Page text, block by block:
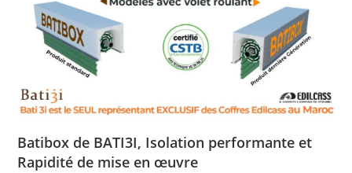
Batibox de BATI3I, Isolation performante et
Rapidité de mise en œuvre